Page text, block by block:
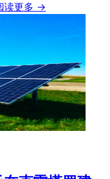
系统**。目前，全州
，致力于实现**可持
读更多 →